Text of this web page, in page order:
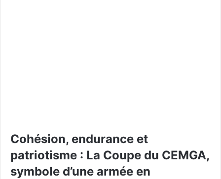
Cohésion, endurance et
patriotisme : La Coupe du CEMGA,
symbole d’une armée en